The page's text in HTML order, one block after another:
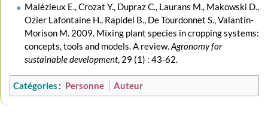
Malézieux E., Crozat Y., Dupraz C., Laurans M., Makowski D.,
Ozier Lafontaine H., Rapidel B., De Tourdonnet S., Valantin-
Morison M. 2009. Mixing plant species in cropping systems:
concepts, tools and models. A review.Agronomy for
sustainable development, 29 (1) : 43-62.
Catégories : Personne Auteur